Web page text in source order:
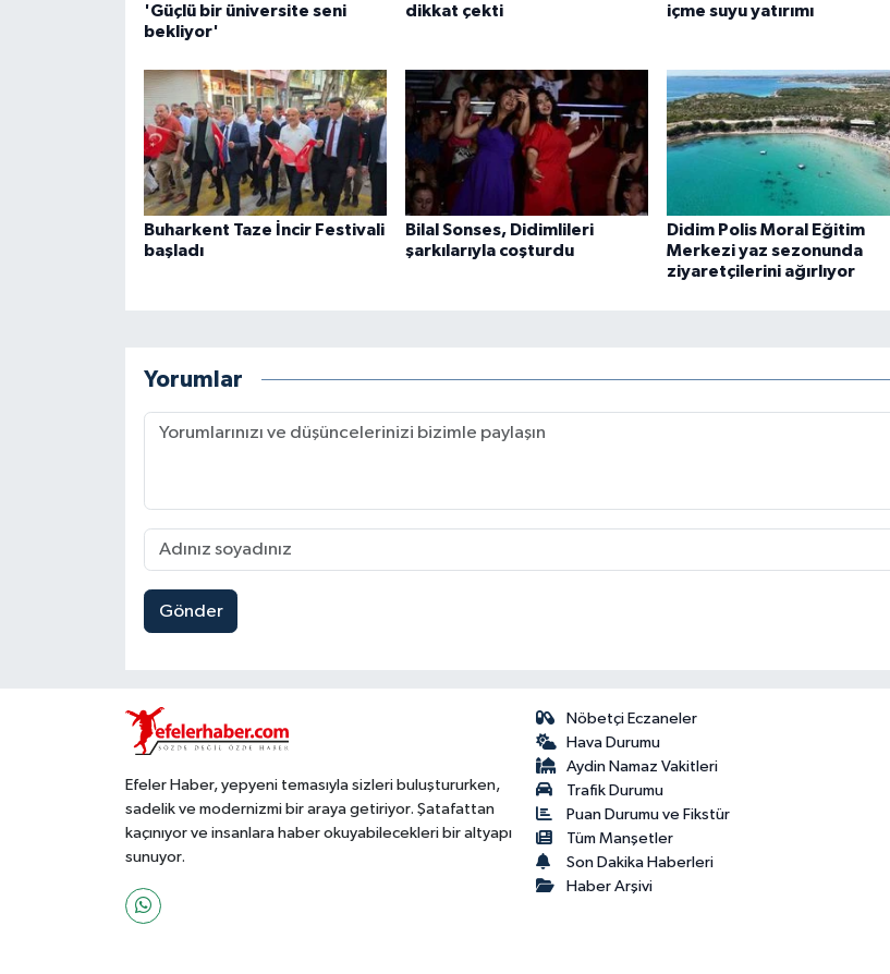
'Güçlü bir üniversite seni
bekliyor'
dikkat çekti
içme suyu yatırımı
Buharkent Taze İncir Festivali
başladı
Bilal Sonses, Didimlileri
şarkılarıyla coşturdu
Didim Polis Moral Eğitim
Merkezi yaz sezonunda
ziyaretçilerini ağırlıyor
Yorumlar
Gönder
Efeler Haber, yepyeni temasıyla sizleri buluştururken,
sadelik ve modernizmi bir araya getiriyor. Şatafattan
kaçınıyor ve insanlara haber okuyabilecekleri bir altyapı
sunuyor.
Nöbetçi Eczaneler
Hava Durumu
Aydin Namaz Vakitleri
Trafik Durumu
Puan Durumu ve Fikstür
Tüm Manşetler
Son Dakika Haberleri
Haber Arşivi